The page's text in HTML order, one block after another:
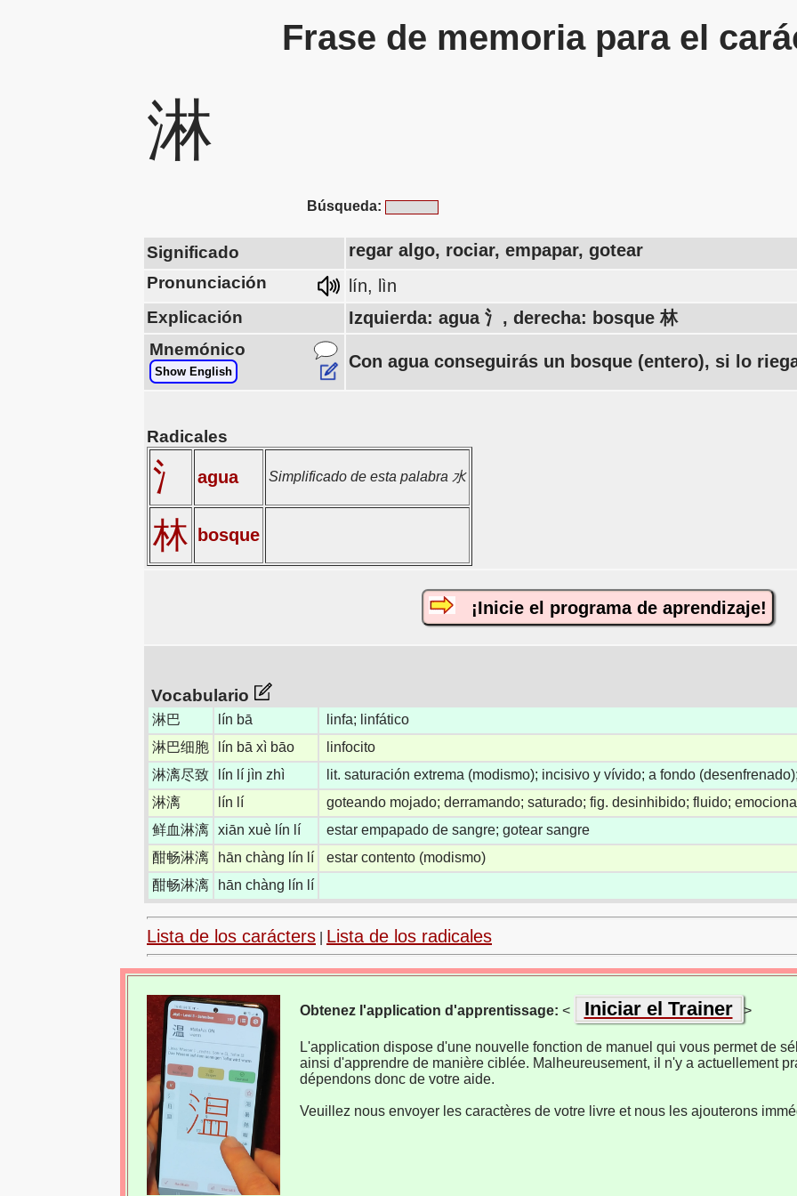
Frase de memoria para el
淋
Búsqueda:
Significado regar algo, rociar, empapar, gotear
Pronunciación lín, lìn
Explicación Izquierda: agua 氵, derecha: bosque 林
Mnemónico
Show English
Con agua conseguirás un bosque (entero), si lo
Radicales
氵 agua Simplificado de esta palabra 水
林 bosque
¡Inicie el programa de aprendizaje!
Vocabulario
淋巴 lín bā
linfa; linfático
淋巴细胞
lín bā xì bāo
linfocito
淋漓尽致
lín lí jìn zhì
lit. saturación extrema (modismo); incisivo y vívido; a fondo
淋漓
lín lí
goteando mojado; derramando; saturado; fig. desinhibido; fluido;
鲜血淋漓 xiān xuè lín lí
estar empapado de sangre; gotear sangre
酣畅淋漓
hān chàng lín lí
estar contento (modismo)
酣畅淋漓
hān chàng lín lí
Lista de los carácters Lista de los radicales
Obtenez l'application d'apprentissage: < Iniciar el Trainer >
L'application dispose d'une nouvelle fonction de manuel qui vous permet de
ainsi d'apprendre de manière ciblée. Malheureusement, il n'y a actuellement
dépendons donc de votre aide.
Veuillez nous envoyer les caractères de votre livre et nous les ajouterons